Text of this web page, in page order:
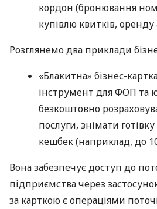
кордон (бронювання
купівлю квитків,
Розглянемо два приклади
«Блакитна» бізнес-
інструмент для ФОП та
безкоштовно
послуги, знімати
кешбек (наприклад, до
Вона забезпечує доступ до
підприємства через
за карткою є операціями